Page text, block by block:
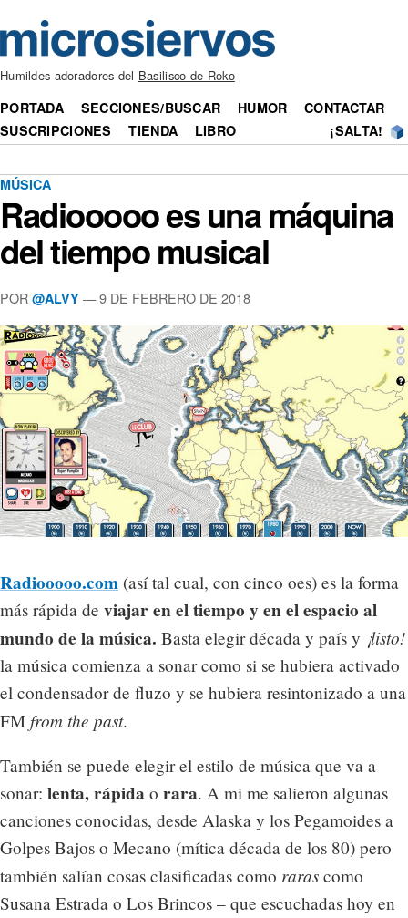
Humildes adoradores del Basilisco de Roko
PORTADA SECCIONES/BUSCAR HUMOR
CONTACTAR
SUSCRIPCIONES
TIENDA LIBRO ¡SALTA!
MÚSICA
Radiooooo es una máquina
del tiempo musical
POR @ALVY — 9 DE FEBRERO DE 2018
Radiooooo.com (así tal cual, con cinco oes) es la forma
más rápida de viajar en el tiempo y en el espacio al
mundo de la música. Basta elegir década y país y ¡listo!
la música comienza a sonar como si se hubiera activado
el condensador de fluzo y se hubiera resintonizado a una
FM from the past.
También se puede elegir el estilo de música que va a
sonar: lenta, rápida o rara. A mi me salieron algunas
canciones conocidas, desde Alaska y los Pegamoides a
Golpes Bajos o Mecano (mítica década de los 80) pero
también salían cosas clasificadas como raras como
Susana Estrada o Los Brincos – que escuchadas hoy en